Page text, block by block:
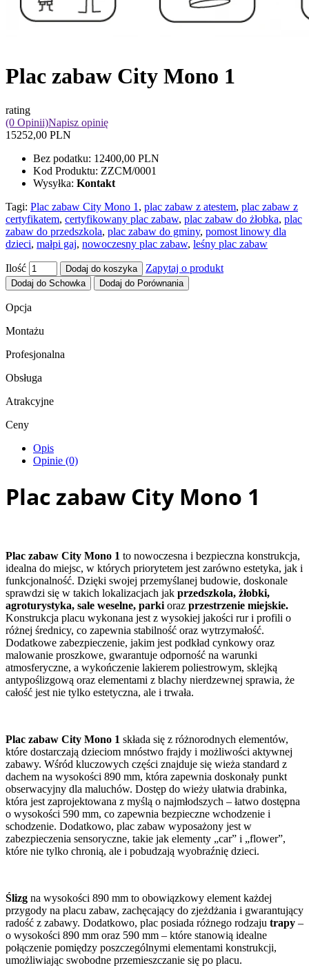
Plac zabaw City Mono 1
rating
(0 Opinii)Napisz opinię
15252,00 PLN
Bez podatku: 12400,00 PLN
Kod Produktu: ZZCM/0001
Wysyłka: Kontakt
Tagi: Plac zabaw City Mono 1 , plac zabaw z atestem, plac zabaw z
certyfikatem, certyfikowany plac zabaw, plac zabaw do żłobka, plac
zabaw do przedszkola, plac zabaw do gminy, pomost linowy dla
dzieci, małpi gaj, nowoczesny plac zabaw, leśny plac zabaw
Ilość Dodaj do koszyka Zapytaj o produkt
Dodaj do Schowka Dodaj do Porównania
Opcja
Montażu
Profesjonalna
Obsługa
Atrakcyjne
Ceny
Opis
Opinie (0)
Plac zabaw City Mono 1
Plac zabaw City Mono 1 to nowoczesna i bezpieczna konstrukcja,
idealna do miejsc, w których priorytetem jest zarówno estetyka, jak i
funkcjonalność. Dzięki swojej przemyślanej budowie, doskonale
sprawdzi się w takich lokalizacjach jak przedszkola, żłobki,
agroturystyka, sale weselne, parki oraz przestrzenie miejskie.
Konstrukcja placu wykonana jest z wysokiej jakości rur i profili o
różnej średnicy, co zapewnia stabilność oraz wytrzymałość.
Dodatkowe zabezpieczenie, jakim jest podkład cynkowy oraz
malowanie proszkowe, gwarantuje odporność na warunki
atmosferyczne, a wykończenie lakierem poliestrowym, sklejką
antypoślizgową oraz elementami z blachy nierdzewnej sprawia, że
całość jest nie tylko estetyczna, ale i trwała.
Plac zabaw City Mono 1 składa się z różnorodnych elementów,
które dostarczają dzieciom mnóstwo frajdy i możliwości aktywnej
zabawy. Wśród kluczowych części znajduje się wieża standard z
dachem na wysokości 890 mm, która zapewnia doskonały punkt
obserwacyjny dla maluchów. Dostęp do wieży ułatwia drabinka,
która jest zaprojektowana z myślą o najmłodszych – łatwo dostępna
o wysokości 590 mm, co zapewnia bezpieczne wchodzenie i
schodzenie. Dodatkowo, plac zabaw wyposażony jest w
zabezpieczenia sensoryczne, takie jak elementy „car” i „flower”,
które nie tylko chronią, ale i pobudzają wyobraźnię dzieci.
Ślizg na wysokości 890 mm to obowiązkowy element każdej
przygody na placu zabaw, zachęcający do zjeżdżania i gwarantujący
radość z zabawy. Dodatkowo, plac posiada różnego rodzaju trapy –
o wysokości 890 mm oraz 590 mm – które stanowią idealne
połączenie pomiędzy poszczególnymi elementami konstrukcji,
umożliwiając swobodne przemieszczanie się po placu.